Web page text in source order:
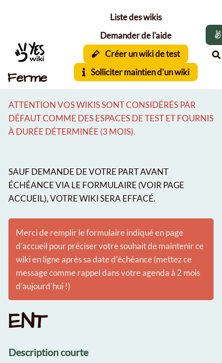
Ferme
Liste des wikis
Demander de l'aide
Créer un wiki de test
Solliciter maintien d'un wiki
ATTENTION VOS WIKIS SONT CONSIDÉRÉS PAR
DÉFAUT COMME DES ESPACES DE TEST ET FOURNIS
À DURÉE DÉTERMINÉE (3 MOIS).
SAUF DEMANDE DE VOTRE PART AVANT
ÉCHÉANCE VIA LE FORMULAIRE (VOIR PAGE
ACCUEIL), VOTRE WIKI SERA EFFACÉ.
Merci de remplir le formulaire indiqué en page
d'accueil pour préciser votre souhait de maintenir ce
wiki en ligne après sa date d'échéance (mettez ce
message comme rappel dans votre agenda à 2 mois
d'aujourd'hui !)
ENT
Description courte